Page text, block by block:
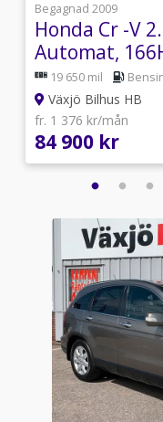
Begagnad 2009
Honda Cr -V
Automat,
19 650 mil
Växjö Bilhus HB
fr. 1 376 kr/mån
84 900 kr